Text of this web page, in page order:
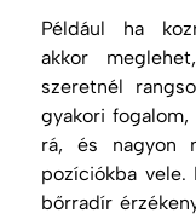
Például ha
akkor
szeretnél
gyakori
rá, és nagyon
pozíciókba vele.
bőrradír